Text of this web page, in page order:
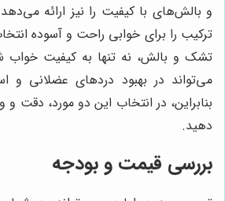
و بالش‌های با کیفیت را نیز ارائه می‌دهد
ترکیب را برای خوابی راحت و آسوده
تشک و بالش، نه تنها به کیفیت خواب
می‌تواند در بهبود دردهای عضلانی و
بنابراین، در انتخاب این دو مورد، دقت
دهید.
بررسی قیمت و بودجه